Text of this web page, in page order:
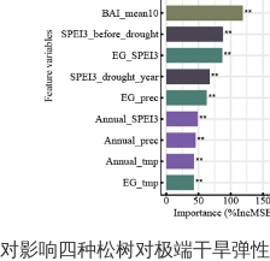
对影响四种松树对极端干旱弹性